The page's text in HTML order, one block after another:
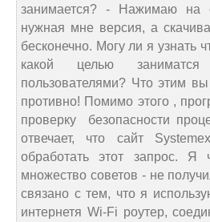
занимается? - Нажимаю на
нужная мне версия, а
бесконечно. Могу ли я узнать
какой целью
пользователями? Что этим
противно! Помимо этого ,
проверку безопасности
отвечает, что сайт
обработать этот запрос. Я
множество советов - не
связано с тем, что я
интернетя Wi-Fi роутер,